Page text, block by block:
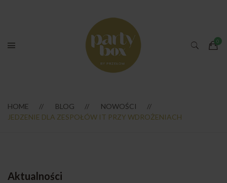
HOME BLOG
NOWOŚCI
JEDZENIE DLA ZESPOŁÓW IT PRZY WDROŻENIACH
Aktualności